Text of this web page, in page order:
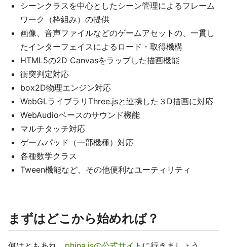
シーンクラスを中心としたシーン管理によるフレーム
ワーク（枠組み）の提供
画像、音声ファイルなどのゲームアセットの、一貫し
たインターフェイスによるロード・取得機構
HTML5の2D Canvasをラップした描画機能
衝突判定対応
box2D物理エンジン対応
WebGLライブラリThree.jsと連携した３D描画に対応
WebAudioベースのサウンド機能
マルチタッチ対応
ゲームパッド（一部機種）対応
各種数学クラス
Tween機能など、その他便利なユーティリティ
まずはどこから始めれば？